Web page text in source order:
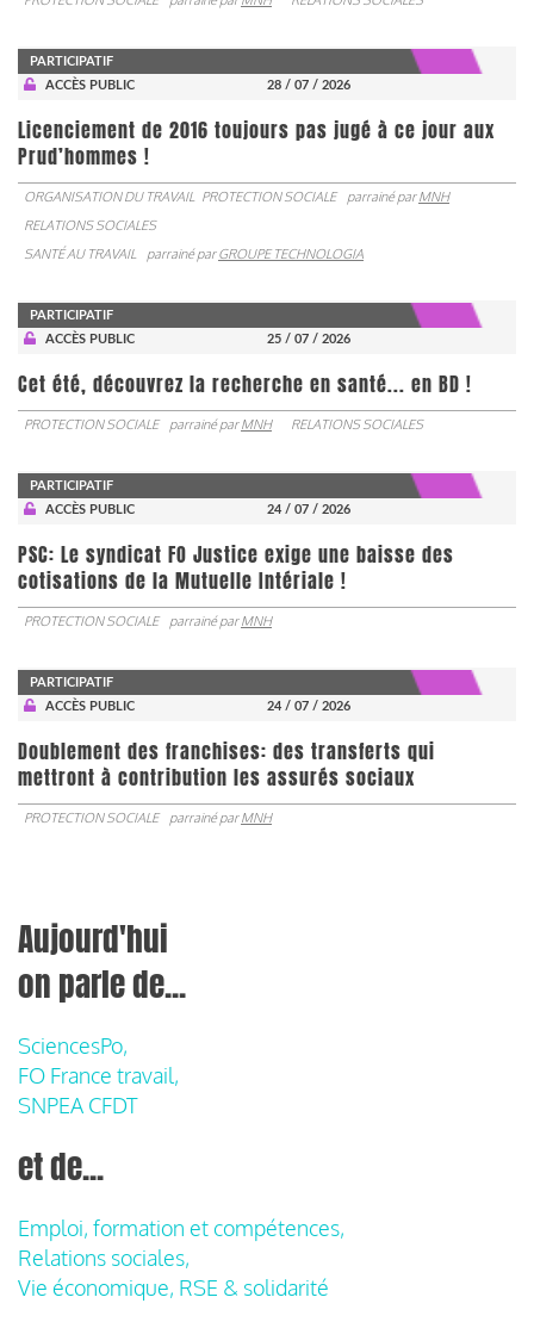
PARTICIPATIF
ACCÈS PUBLIC
28 / 07 / 2026
Licenciement de 2016 toujours pas jugé à ce jour aux
Prud’hommes !
ORGANISATION DU TRAVAIL PROTECTION SOCIALE parrainé parMNH
RELATIONS SOCIALES
SANTÉ AU TRAVAIL
parrainé parGROUPE TECHNOLOGIA
PARTICIPATIF
ACCÈS PUBLIC
25 / 07 / 2026
Cet été, découvrez la recherche en santé... en BD !
PROTECTION SOCIALE parrainé parMNH RELATIONS SOCIALES
PARTICIPATIF
ACCÈS PUBLIC
24 / 07 / 2026
PSC: Le syndicat FO Justice exige une baisse des
cotisations de la Mutuelle Intériale !
PROTECTION SOCIALE parrainé parMNH
PARTICIPATIF
ACCÈS PUBLIC
24 / 07 / 2026
Doublement des franchises: des transferts qui
mettront à contribution les assurés sociaux
PROTECTION SOCIALE parrainé parMNH
Aujourd'hui
on parle de...
SciencesPo,
FO France travail,
SNPEA CFDT
et de...
Emploi, formation et compétences,
Relations sociales,
Vie économique, RSE & solidarité